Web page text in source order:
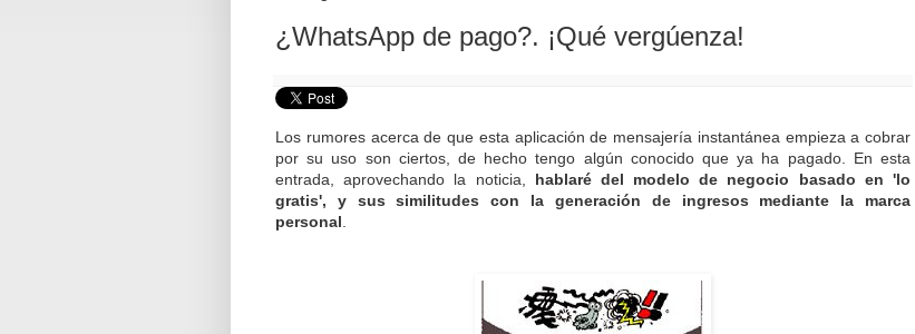
¿WhatsApp de pago?. ¡Qué vergúenza!
Los rumores acerca de que esta aplicación de mensajería instantánea empieza a cobrar
por su uso son ciertos, de hecho tengo algún conocido que ya ha pagado. En esta
entrada, aprovechando la noticia, hablaré del modelo de negocio basado en 'lo
gratis', y sus similitudes con la generación de ingresos mediante la marca
personal